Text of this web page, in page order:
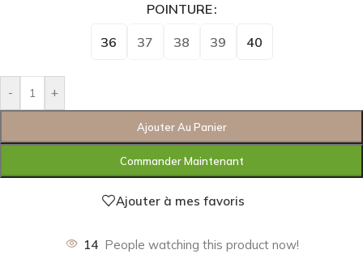
POINTURE
36 37 38 39 40
- +
Ajouter Au Panier
Commander Maintenant
Ajouter à mes favoris
14 People watching this product now!